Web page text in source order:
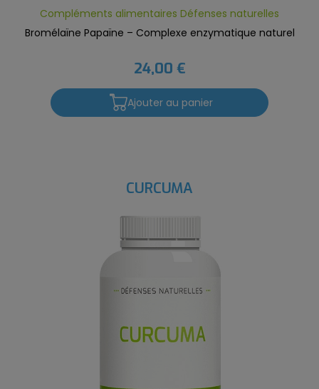
Compléments alimentaires Défenses naturelles
Bromélaïne Papaïne – Complexe enzymatique naturel
24,00 €
Ajouter au panier
CURCUMA